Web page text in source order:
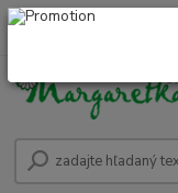
0948 236 042